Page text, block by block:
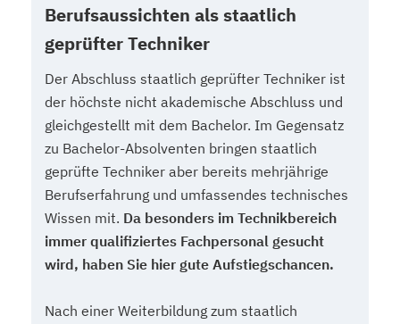
Berufsaussichten als staatlich
geprüfter Techniker
Der Abschluss staatlich geprüfter Techniker ist
der höchste nicht akademische Abschluss und
gleichgestellt mit dem Bachelor. Im Gegensatz
zu Bachelor-Absolventen bringen staatlich
geprüfte Techniker aber bereits mehrjährige
Berufserfahrung und umfassendes technisches
Wissen mit. Da besonders im Technikbereich
immer qualifiziertes Fachpersonal gesucht
wird, haben Sie hier gute Aufstiegschancen.
Nach einer Weiterbildung zum staatlich